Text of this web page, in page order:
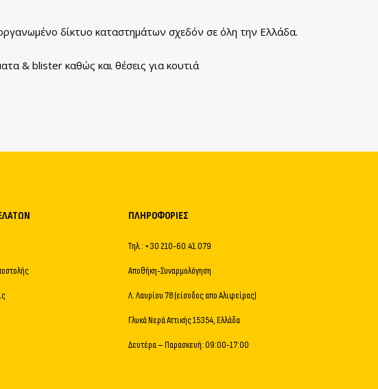
δίκτυο καταστημάτων σχεδόν σε όλη την Ελλάδα.
& blister καθώς και θέσεις για κουτιά
ΠΛΗΡΟΦΟΡΊΕΣ
Τηλ.: +30 210-60.41.079
Αποθήκη-Συναρμολόγηση
Λ. Λαυρίου 78 (είσοδος απο Αλιφείρας)
Γλυκά Νερά Αττικής 15354, Ελλάδα
Δευτέρα – Παρασκευή: 09:00-17:00